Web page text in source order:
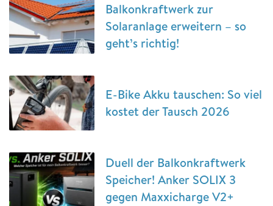
Balkonkraftwerk zur
Solaranlage erweitern – so
geht’s richtig!
E-Bike Akku tauschen: So viel
kostet der Tausch 2026
Duell der Balkonkraftwerk
Speicher! Anker SOLIX 3
gegen Maxxicharge V2+